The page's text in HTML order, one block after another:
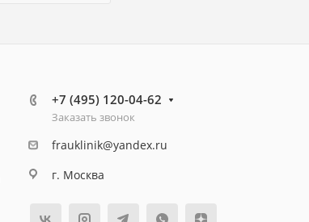
+7 (495) 120-04-62
Заказать звонок
frauklinik@yandex.ru
г. Москва